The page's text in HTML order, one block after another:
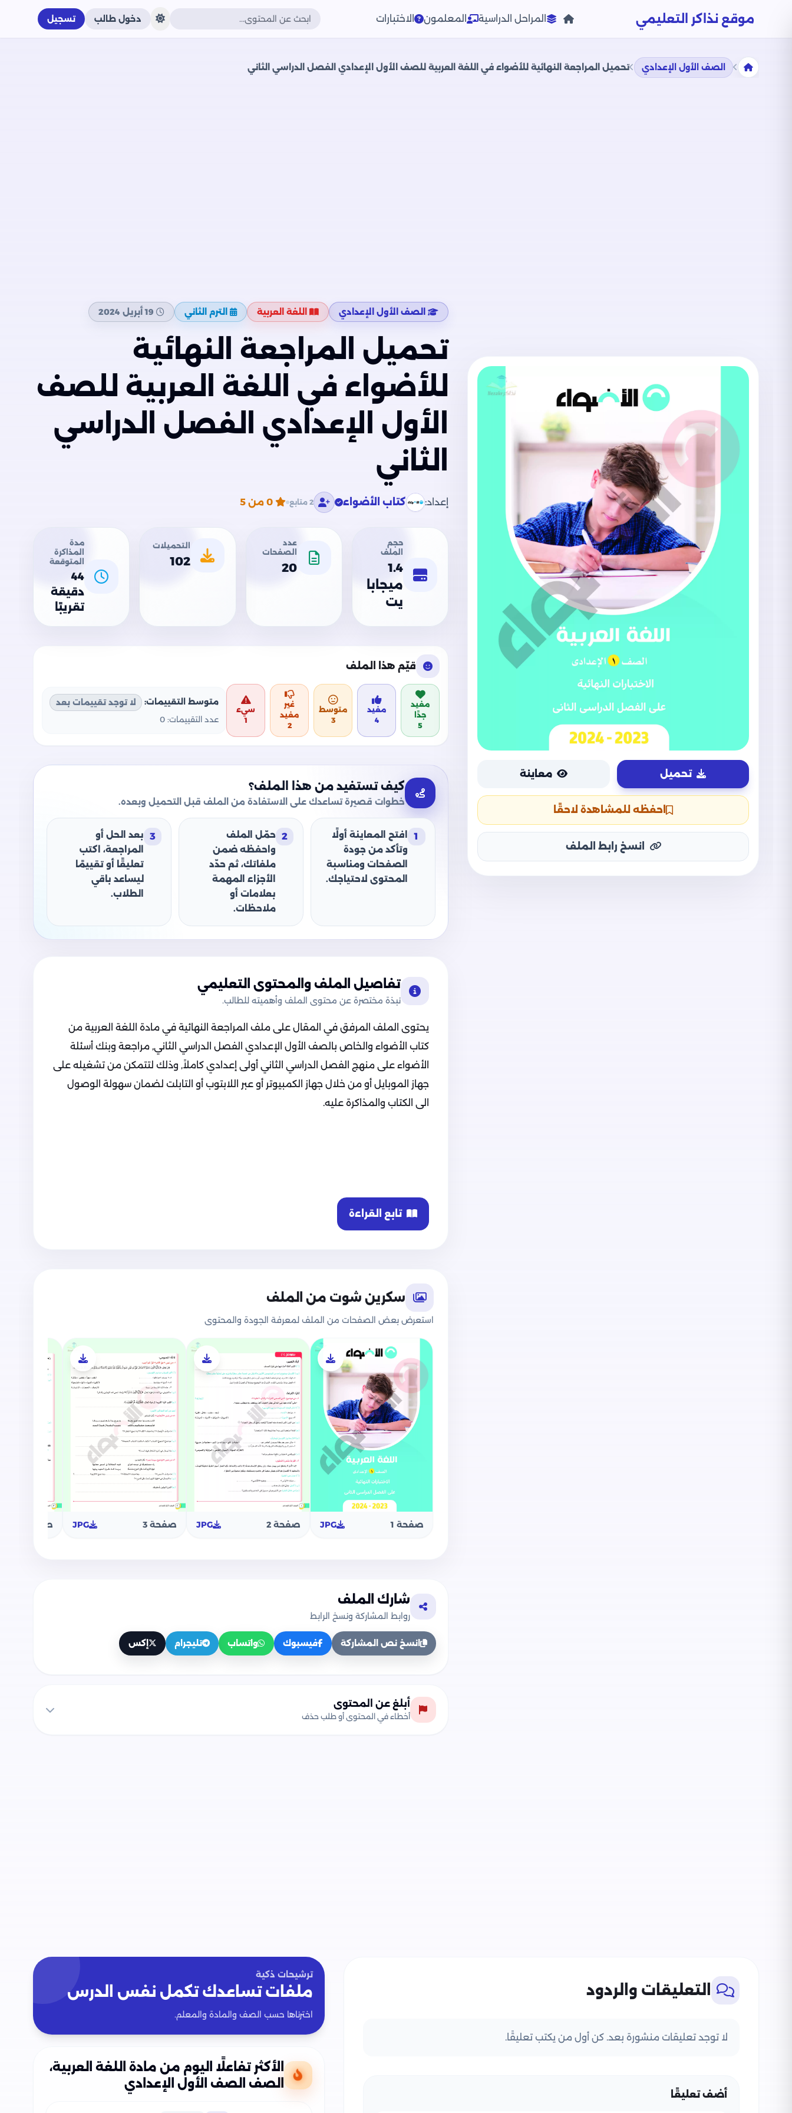
موقع نذاكر التعليمي المراحل الدراسية المعلمون الاختبارات دخول طالب تسجيل
الصف الأول الإعدادي تحميل المراجعة النهائية للأضواء في اللغة العربية للصف الأول الإعدادي الفصل الدراسي الثاني
تحميل معاينة
احفظه للمشاهدة لاحقًا
انسخ رابط الملف
الصف الأول الإعدادي اللغة العربية الترم الثاني 19 أبريل 2024
تحميل المراجعة النهائية
للأضواء في اللغة العربية للصف
الأول الإعدادي الفصل الدراسي
الثاني
إعداد: كتاب الأضواء 2 متابع 0من 5
حجم
الملف
1.4
ميجابا
يت
عدد
الصفحات
20
التحميلات
102
مدة
المذاكرة
المتوقعة
44
دقيقة
تقريبًا
قيّم هذا الملف
مفيد
جدًا
5
مفيد
4
متوسط
3
غير
مفيد
2
سيء
1
متوسط التقييمات:
لا توجد تقييمات بعد
عدد التقييمات: 0
كيف تستفيد من هذا الملف؟
خطوات قصيرة تساعدك على الاستفادة من الملف قبل التحميل وبعده.
1
افتح المعاينة أولًا
وتأكد من جودة
الصفحات ومناسبة
المحتوى لاحتياجك.
2 حمّل الملف
واحفظه ضمن
ملفاتك، ثم حدّد
الأجزاء المهمة
بعلامات أو
ملاحظات.
3
بعد الحل أو
المراجعة، اكتب
تعليقًا أو تقييمًا
ليساعد باقي
الطلاب.
تفاصيل الملف والمحتوى التعليمي
نبذة مختصرة عن محتوى الملف وأهميته للطالب.
يحتوى الملف المرفق في المقال على ملف المراجعة النهائية في مادة اللغة العربية من
كتاب الأضواء والخاص بالصف الأول الإعدادي الفصل الدراسي الثاني, مراجعة وبنك أسئلة
الأضواء على منهج الفصل الدراسي الثاني أولى إعدادي كاملاً, وذلك لتتمكن من تشغيله على
جهاز الموبايل أو من خلال جهاز الكمبيوتر أو عبر اللابتوب أو التابلت لضمان سهولة الوصول
الى الكتاب والمذاكرة عليه.
محتوى ملف مراجعة الأضواء في اللغة العربية للصف الأول الإعدادي للفصل الدراسي
وعن محتوى الملف فقد قامت مؤسسة الأضواء بتضمين الآتي:
3 نماذج اختبارات شاملة على منهج الفصل الدراسي الثاني كاملاً في مادة اللغة العربية
للصف الأول الإعدادي.
الإجابات النموذجية لجميع الأسئلة الواردة في الاختبارات.
خالص تمنياتنا بالتوفيق والنجاح لجميع التلاميذ.
تابع القراءة
سكرين شوت من الملف
استعرض بعض الصفحات من الملف لمعرفة الجودة والمحتوى
صفحة 1 JPG صفحة 2 JPG صفحة 3 JPG صفحة 4
شارك الملف
روابط المشاركة ونسخ الرابط
انسخ نص المشاركة فيسبوك واتساب تليجرام إكس
أبلغ عن المحتوى
أخطاء في المحتوى أو طلب حذف
التعليقات والردود
لا توجد تعليقات منشورة بعد. كن أول من يكتب تعليقًا.
أضف تعليقًا
ترشيحات ذكية
ملفات تساعدك تكمل نفس الدرس
اخترناها حسب الصف والمادة والمعلم.
الأكثر تفاعلًا اليوم من مادة اللغة العربية،
الصف الصف الأول الإعدادي